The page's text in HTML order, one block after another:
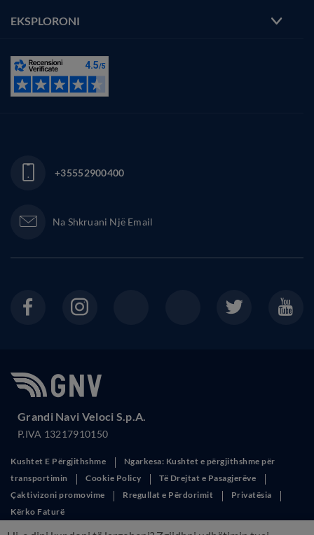
EKSPLORONI
+35552900400
Na Shkruani Një Email
Grandi Navi Veloci S.p.A.
P.IVA 13217910150
Kushtet E Përgjithshme
Ngarkesa: Kushtet e përgjithshme për
transportimin
Cookie Policy
Të Drejtat e Pasagjerëve
Çaktivizoni promovime
Rregullat e Përdorimit
Privatësia
Kërko Faturë
This site is protected by reCAPTCHA and the GooglePrivacy Policy